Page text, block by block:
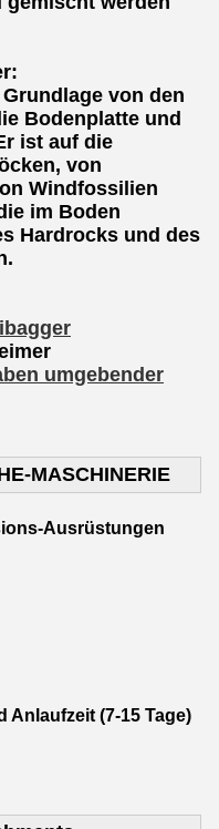
von den
Bodenplatte und
ist auf die
von
Windfossilien
im Boden
Hardrocks und des
umgebender
MASCHINERIE
Ausrüstungen
(7-15 Tage)